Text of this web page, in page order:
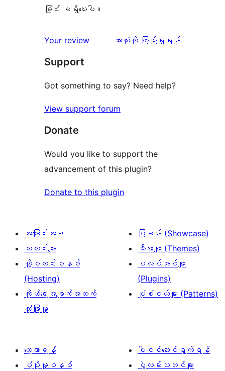
ခြင်း မရှိသေးပါ။
Your review
သုံးသပ်
အားလုံးကို ကြည့်ရှုရန်
Support
Got something to say? Need help?
View support forum
Donate
Would you like to support the
advancement of this plugin?
Donate to this plugin
အကြောင်းအရာ
သတင်းများ
ဟို့စတင်းစနစ်
(Hosting)
ကိုယ်ရေးအချက်အလက်
လုံခြုံမှု
ပြခန်း (Showcase)
သီးမားများ (Themes)
ပလပ်အင်များ
(Plugins)
ပုံစံငယ်များ (Patterns)
လေ့လာရန်
ပံ့ပိုးမှုစနစ်
ပါဝင်ဆောင်ရွက်ရန်
ပွဲလမ်းသဘင်များ